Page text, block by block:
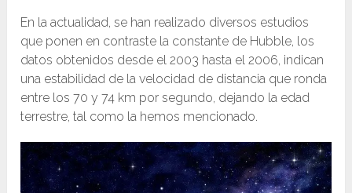
En la actualidad, se han realizado diversos estudios
que ponen en contraste la constante de Hubble, los
datos obtenidos desde el 2003 hasta el 2006, indican
una estabilidad de la velocidad de distancia que ronda
entre los 70 y 74 km por segundo, dejando la edad
terrestre, tal como la hemos mencionado.